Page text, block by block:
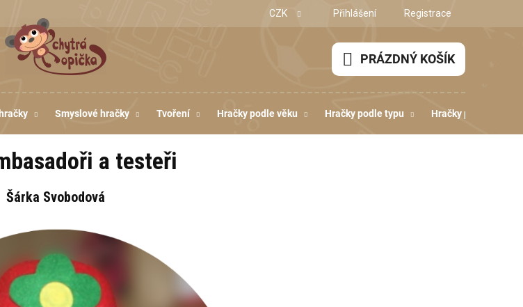
CZK Přihlášení Registrace
NÁKUPNÍ
KOŠÍK
PRÁZDNÝ KOŠÍK
Smyslové hračky Tvoření Hračky podle věku Hračky podle typu Hračky podle
a testeři
Šárka Svobodová